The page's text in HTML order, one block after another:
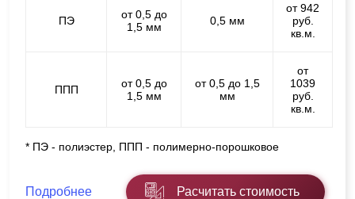
ПЭ
от 0,5 до
1,5 мм
0,5 мм
от 942
руб.
кв.м.
ППП
от 0,5 до
1,5 мм
от 0,5 до 1,5
мм
от
1039
руб.
кв.м.
* ПЭ - полиэстер, ППП - полимерно-порошковое
Подробнее Расчитать стоимость